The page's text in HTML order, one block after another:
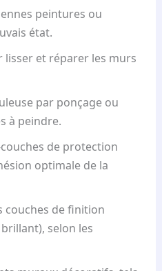
peintures ou
état.
lisser et réparer les murs
par ponçage ou
à peindre.
de protection
optimale de la
couches de finition
selon les